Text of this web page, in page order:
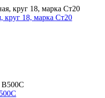
круг 18, марка Ст20